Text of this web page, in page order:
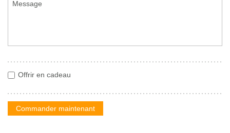
Offrir en cadeau
Commander maintenant